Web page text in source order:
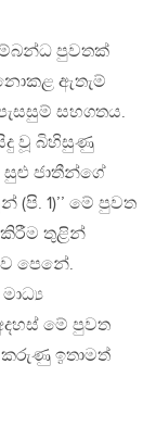
පුවතක්
නොකළ ඇතැම්
සහගතය.
වූ බිහිසුණු
ජාතීන්ගේ
1)’’ මේ පුවත
තුළින්
පෙනේ.
මේ පුවත
කරුණු ඉතාමත්